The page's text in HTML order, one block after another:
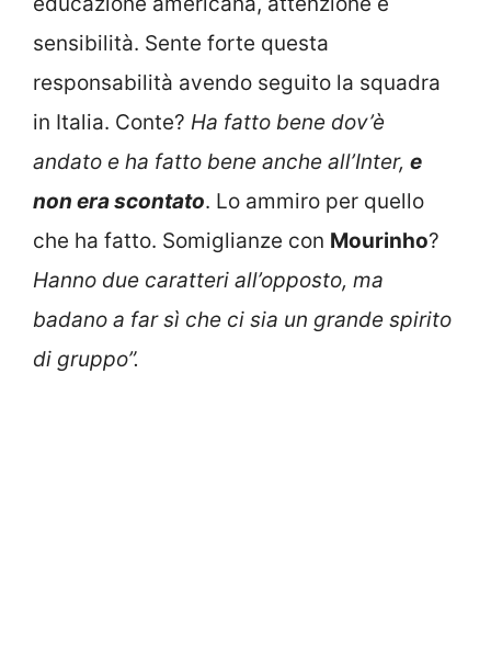
sensibilità. Sente forte questa
responsabilità avendo seguito la squadra
in Italia. Conte? Ha fatto bene dov’è
andato e ha fatto bene anche all’Inter, e
non era scontato. Lo ammiro per quello
che ha fatto. Somiglianze con Mourinho?
Hanno due caratteri all’opposto, ma
badano a far sì che ci sia un grande spirito
di gruppo”.